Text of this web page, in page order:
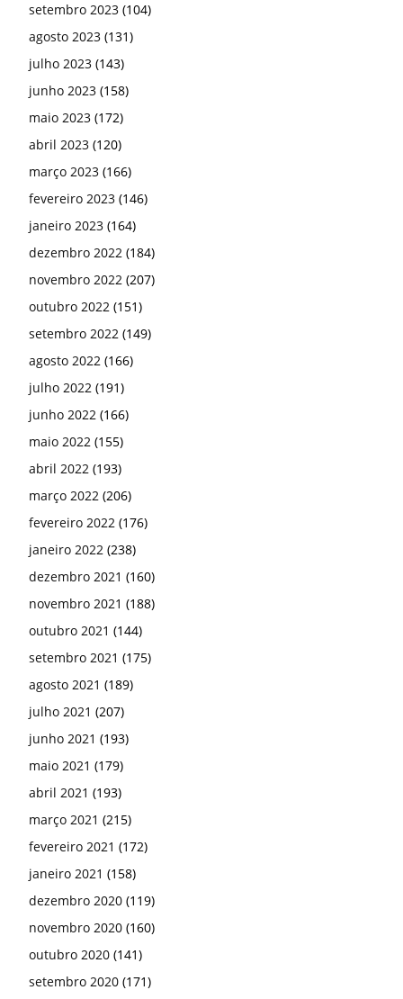
setembro 2023 (104)
agosto 2023 (131)
julho 2023 (143)
junho 2023 (158)
maio 2023 (172)
abril 2023 (120)
março 2023 (166)
fevereiro 2023 (146)
janeiro 2023 (164)
dezembro 2022 (184)
novembro 2022 (207)
outubro 2022 (151)
setembro 2022 (149)
agosto 2022 (166)
julho 2022 (191)
junho 2022 (166)
maio 2022 (155)
abril 2022 (193)
março 2022 (206)
fevereiro 2022 (176)
janeiro 2022 (238)
dezembro 2021 (160)
novembro 2021 (188)
outubro 2021 (144)
setembro 2021 (175)
agosto 2021 (189)
julho 2021 (207)
junho 2021 (193)
maio 2021 (179)
abril 2021 (193)
março 2021 (215)
fevereiro 2021 (172)
janeiro 2021 (158)
dezembro 2020 (119)
novembro 2020 (160)
outubro 2020 (141)
setembro 2020 (171)